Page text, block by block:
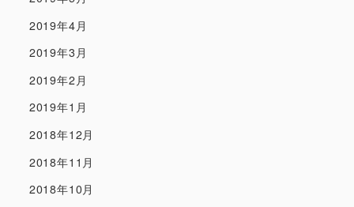
2019年4月
2019年3月
2019年2月
2019年1月
2018年12月
2018年11月
2018年10月